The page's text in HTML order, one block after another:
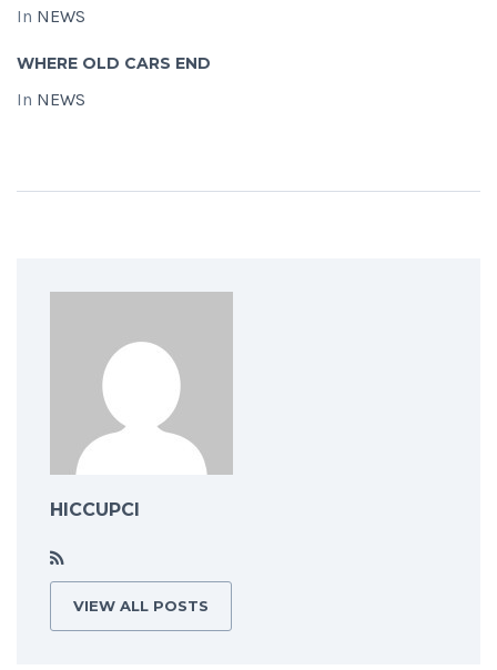
In NEWS
WHERE OLD CARS END
In NEWS
HICCUPCI
VIEW ALL POSTS